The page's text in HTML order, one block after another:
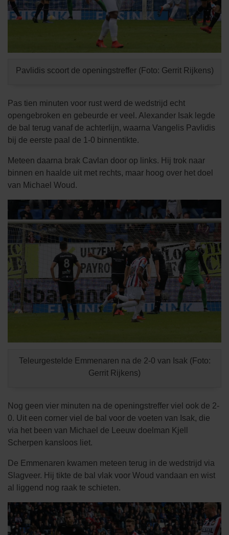
Pavlidis scoort de openingstreffer (Foto: Gerrit Rijkens)
Pas tien minuten voor rust werd de wedstrijd echt
opengebroken en gebeurde er veel. Alexander Isak legde
de bal terug vanaf de achterlijn, waarna Vangelis Pavlidis
bij de eerste paal de 1-0 binnentikte.
Meteen daarna brak Cavlan door op links. Hij trok naar
binnen en haalde uit met rechts, maar hoog over het doel
van Michael Woud.
Teleurgestelde Emmenaren na de 2-0 van Isak (Foto:
Gerrit Rijkens)
Nog geen vier minuten na de openingstreffer viel ook de 2-
0. Uit een corner viel de bal voor de voeten van Isak, die
via het been van Michael de Leeuw doelman Kjell
Scherpen kansloos liet.
De Emmenaren kwamen meteen terug in de wedstrijd via
Slagveer. Hij tikte de bal vlak voor Woud vandaan en wist
al liggend nog raak te schieten.